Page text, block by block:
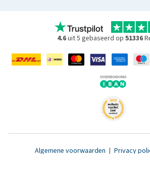
4.6uit 5 gebaseerd op 51336
Algemene voorwaarden | Privacy